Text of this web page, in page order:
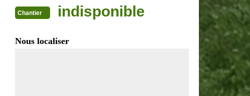
Chantier indisponible
Nous localiser